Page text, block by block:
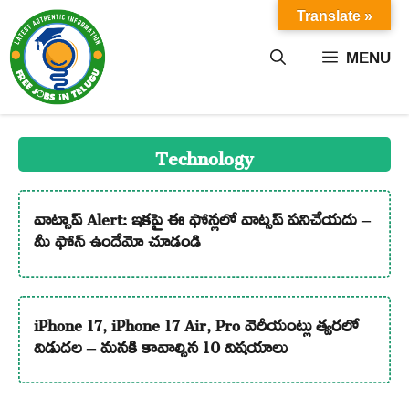
content MENU
Technology
వాట్సాప్ Alert: ఇకపై ఈ ఫోన్లలో వాట్సప్ పనిచేయదు –
మీ ఫోన్ ఉందేమో చూడండి
iPhone 17, iPhone 17 Air, Pro వెరీయంట్లు త్వరలో
విడుదల – మనకి కావాల్సిన 10 విషయాలు
Translate »